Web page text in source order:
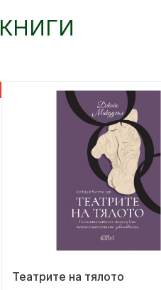
КНИГИ
Театрите на тялото